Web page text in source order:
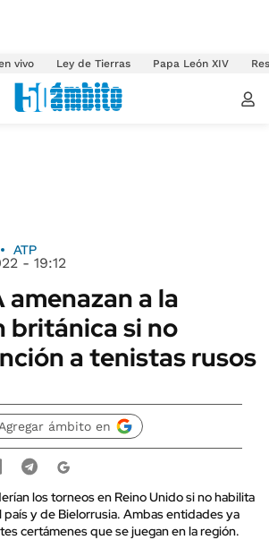
vivo Ley de Tierras Papa León XIV
ATP
- 19:12
amenazan a la
británica si no
a tenistas rusos
ámbito en
los torneos en Reino Unido si no habilita
país y de Bielorrusia. Ambas entidades ya
certámenes que se juegan en la región.